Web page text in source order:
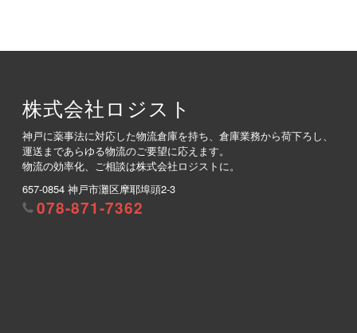
株式会社ロジスト
神戸に薬事法に対応した物流倉庫を持ち、倉庫業務から荷下ろし、
運送まであらゆる物流のご要望に応えます。
物流の効率化、ご相談は株式会社ロジストに。
657-0854 神戸市灘区摩耶埠頭2-3
078-871-7362